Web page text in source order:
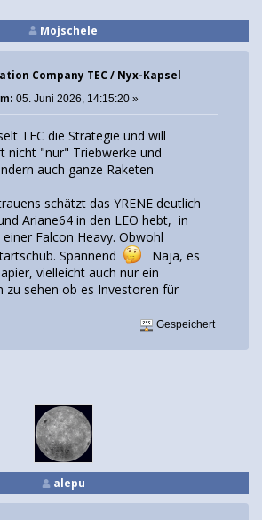
Mojschele
Company TEC / Nyx-Kapsel
05. Juni 2026, 14:15:20 »
TEC die Strategie und will
nicht "nur" Triebwerke und
auch ganze Raketen
schätzt das YRENE deutlich
Ariane64 in den LEO hebt, in
Falcon Heavy. Obwohl
Spannend
Naja, es
vielleicht auch nur ein
zu sehen ob es Investoren für
Gespeichert
alepu